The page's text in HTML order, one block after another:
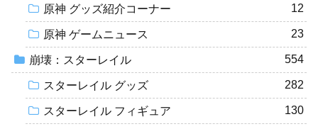
原神 グッズ紹介コーナー 12
原神 ゲームニュース 23
崩壊：スターレイル 554
スターレイル グッズ 282
スターレイル フィギュア 130